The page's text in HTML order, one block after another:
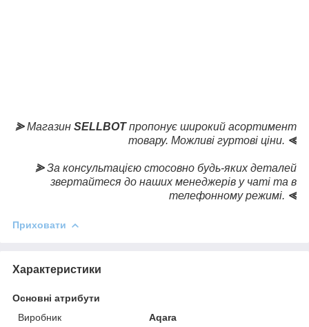
⪢ Магазин SELLBOTпропонує широкий асортимент
товару. Можливі гуртові ціни. ⪡
⪢ За консультацією стосовно будь-яких деталей
звертайтеся до наших менеджерів у чаті та в
телефонному режимі. ⪡
Приховати
Характеристики
Основні атрибути
Виробник
Aqara